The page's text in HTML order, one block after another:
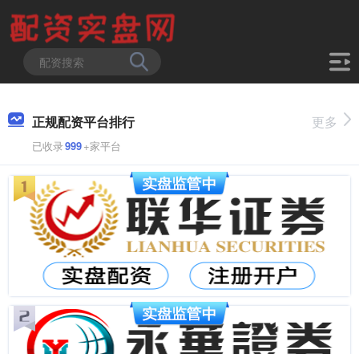
正规配资平台排行
已收录999+家平台
更多